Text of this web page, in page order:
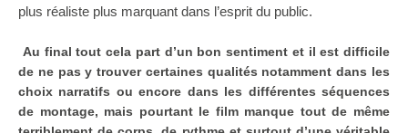
plus réaliste plus marquant dans l’esprit du public.
Au final tout cela part d’un bon sentiment et il est difficile
de ne pas y trouver certaines qualités notamment dans les
choix narratifs ou encore dans les différentes séquences
de montage, mais pourtant le film manque tout de même